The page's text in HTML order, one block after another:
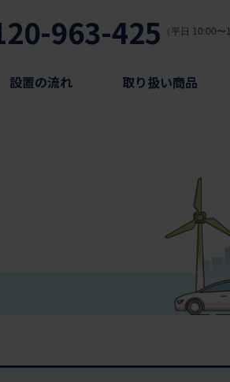
963-425 （平日 10:00
設置の流れ 取り扱い商品